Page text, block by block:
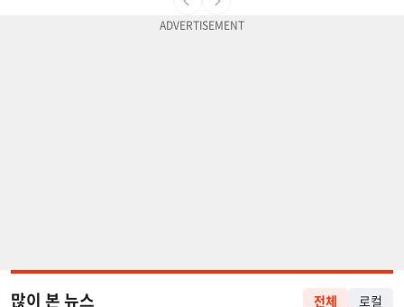
많이 본 뉴스 전체 로컬